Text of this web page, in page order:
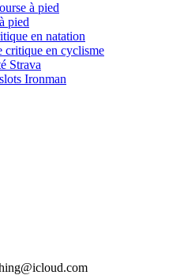
à pied
pied
en natation
critique en cyclisme
Strava
Ironman